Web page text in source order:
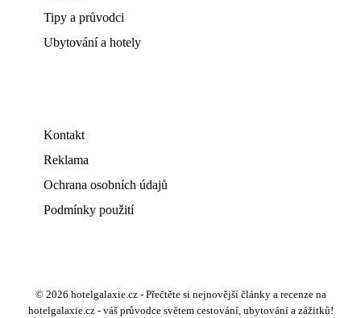
Tipy a průvodci
Ubytování a hotely
Kontakt
Reklama
Ochrana osobních údajů
Podmínky použití
© 2026 hotelgalaxie.cz - Přečtěte si nejnovější články a recenze na
hotelgalaxie.cz - váš průvodce světem cestování, ubytování a zážitků!